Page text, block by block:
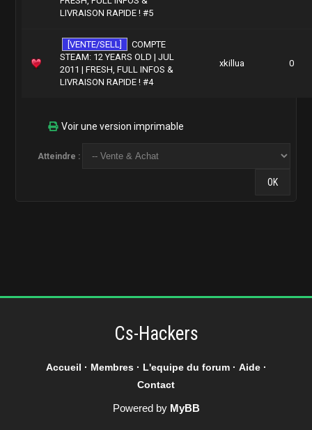
LIVRAISON RAPIDE ! #5
[VENTE/SELL]
COMPTE
STEAM: 12 YEARS OLD | JUL
2011 | FRESH, FULL INFOS &
LIVRAISON RAPIDE ! #4
xkillua 0
Voir une version imprimable
Atteindre :
Cs-Hackers
Accueil · Membres· L'equipe du forum· Aide·
Contact
Powered by MyBB